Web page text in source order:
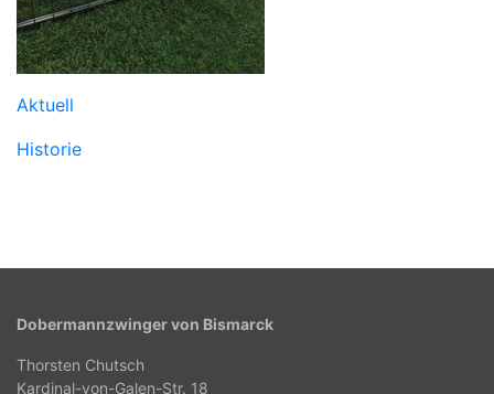
Aktuell
Historie
Dobermannzwinger von Bismarck
Thorsten Chutsch
Kardinal-von-Galen-Str. 18